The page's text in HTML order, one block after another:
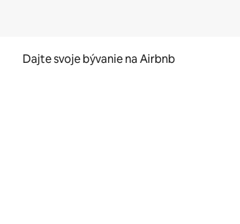
Dajte svoje bývanie na Airbnb